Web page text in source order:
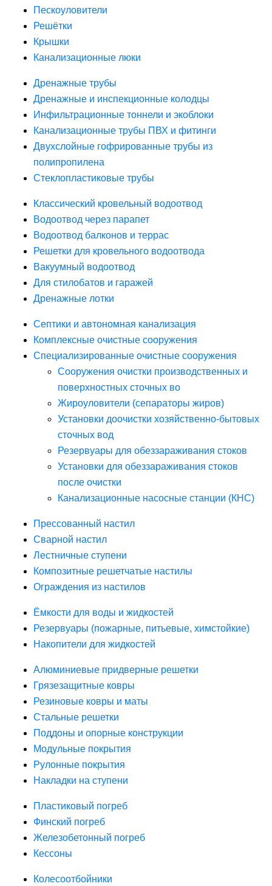
Пескоуловители
Решётки
Крышки
Канализационные люки
Дренажные трубы
Дренажные и инспекционные колодцы
Инфильтрационные тоннели и экоблоки
Канализационные трубы ПВХ и фитинги
Двухслойные гофрированные трубы из
полипропилена
Стеклопластиковые трубы
Классический кровельный водоотвод
Водоотвод через парапет
Водоотвод балконов и террас
Решетки для кровельного водоотвода
Вакуумный водоотвод
Для стилобатов и гаражей
Дренажные лотки
Септики и автономная канализация
Комплексные очистные сооружения
Специализированные очистные сооружения
Сооружения очистки производственных и
поверхностных сточных во
Жироуловители (сепараторы жиров)
Установки доочистки хозяйственно-бытовых
сточных вод
Резервуары для обеззараживания стоков
Установки для обеззараживания стоков
после очистки
Канализационные насосные станции (КНС)
Прессованный настил
Сварной настил
Лестничные ступени
Композитные решетчатые настилы
Ограждения из настилов
Ёмкости для воды и жидкостей
Резервуары (пожарные, питьевые, химстойкие)
Накопители для жидкостей
Алюминиевые придверные решетки
Грязезащитные ковры
Резиновые ковры и маты
Стальные решетки
Поддоны и опорные конструкции
Модульные покрытия
Рулонные покрытия
Накладки на ступени
Пластиковый погреб
Финский погреб
Железобетонный погреб
Кессоны
Колесоотбойники